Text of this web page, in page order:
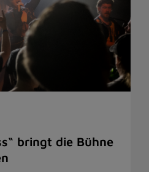
bringt die Bühne